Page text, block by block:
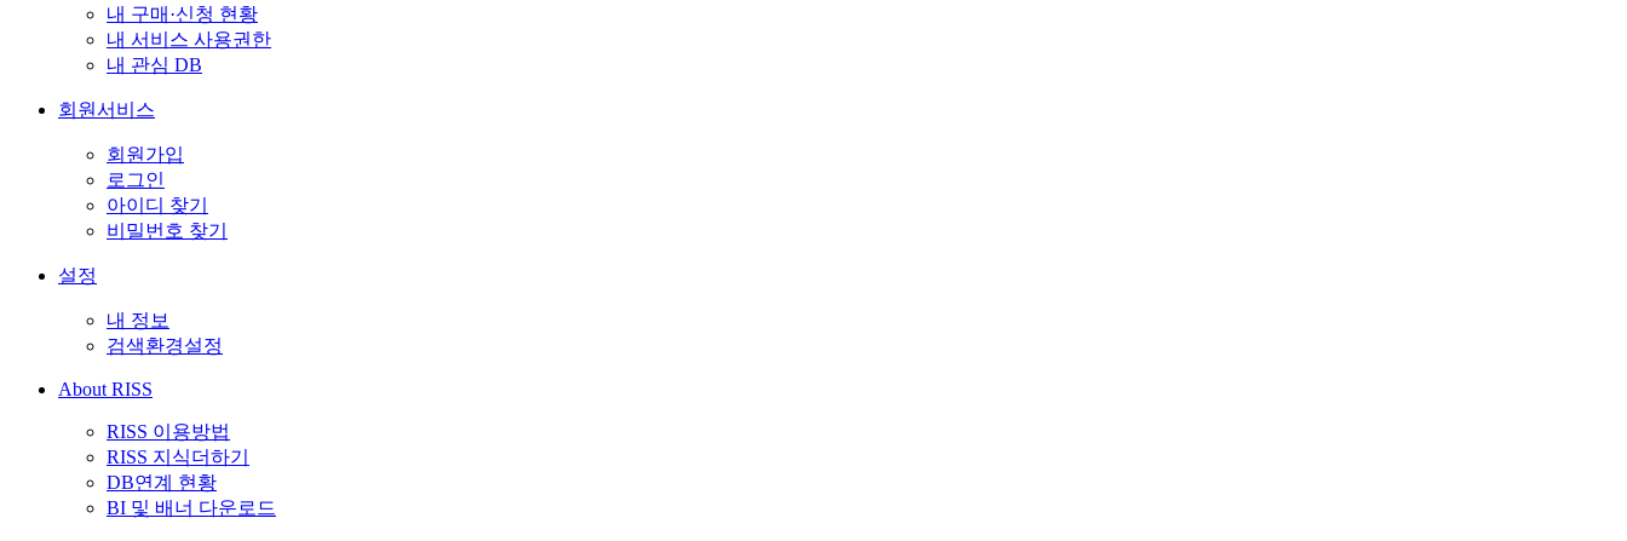
내 구매·신청 현황
내 서비스 사용권한
내 관심 DB
회원서비스
회원가입
로그인
아이디 찾기
비밀번호 찾기
설정
내 정보
검색환경설정
About RISS
RISS 이용방법
RISS 지식더하기
DB연계 현황
BI 및 배너 다운로드